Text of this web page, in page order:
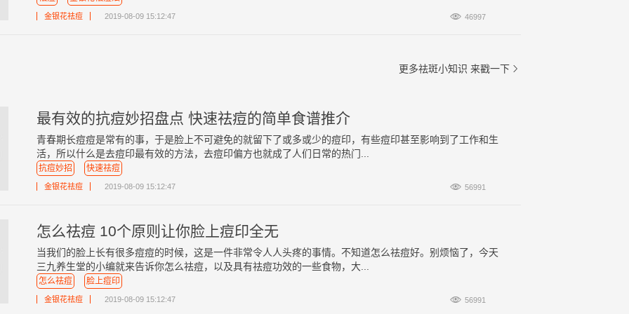
 46997
金银花祛痘 2019-08-09 15:12:47
更多祛斑小知识 来戳一下 
最有效的抗痘妙招盘点 快速祛痘的简单食谱推介
青春期长痘痘是常有的事，于是脸上不可避免的就留下了或多或少的痘印，有些痘印甚至影响到了工作和生
活，所以什么是去痘印最有效的方法，去痘印偏方也就成了人们日常的热门...
抗痘妙招 快速祛痘
 56991
金银花祛痘 2019-08-09 15:12:47
怎么祛痘 10个原则让你脸上痘印全无
当我们的脸上长有很多痘痘的时候，这是一件非常令人人头疼的事情。不知道怎么祛痘好。别烦恼了，今天
三九养生堂的小编就来告诉你怎么祛痘，以及具有祛痘功效的一些食物，大...
怎么祛痘 脸上痘印
 56991
金银花祛痘 2019-08-09 15:12:47